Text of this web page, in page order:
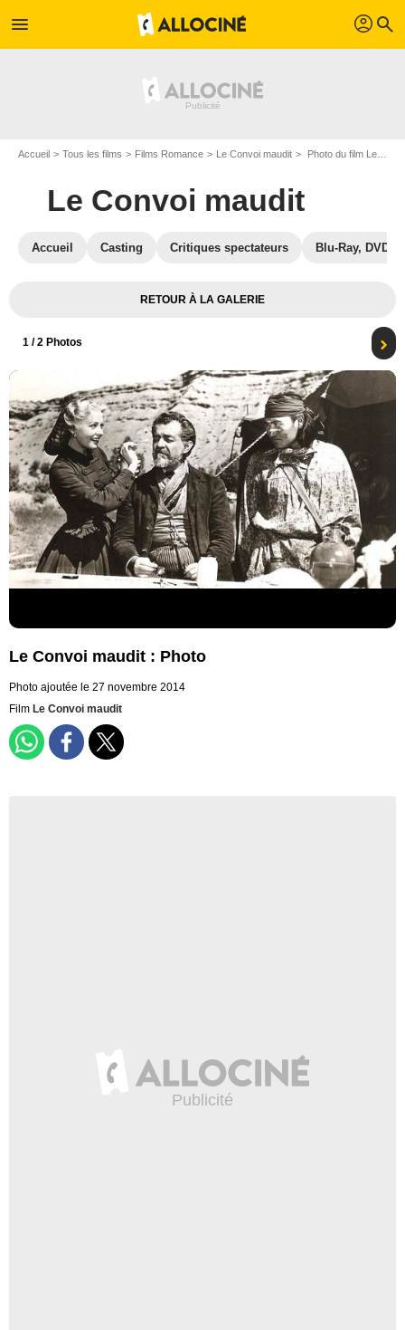
menu profil search
Accueil Tous les films Films Romance Le Convoi maudit Photo du film Le Convoi maudit - Photo 1
Le Convoi maudit
Accueil Casting Critiques spectateurs Blu-Ray, DVD
RETOUR À LA GALERIE
1 / 2 Photos
Le Convoi maudit : Photo
Photo ajoutée le 27 novembre 2014
Film Le Convoi maudit